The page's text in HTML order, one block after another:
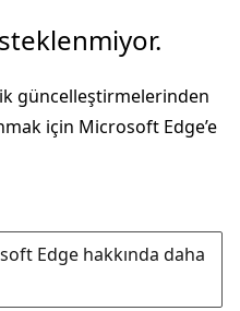
güncelleştirmelerinden
için Microsoft Edge’e
Edge hakkında daha